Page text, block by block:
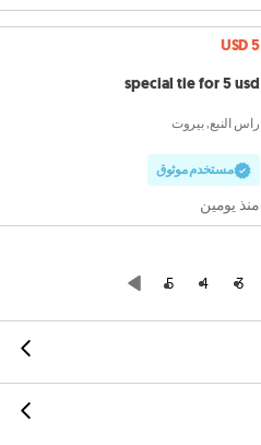
USD 5
special tie for 5 usd
راس النبع, بيروت
مستخدم موثوق
منذ يومين
3
4
5